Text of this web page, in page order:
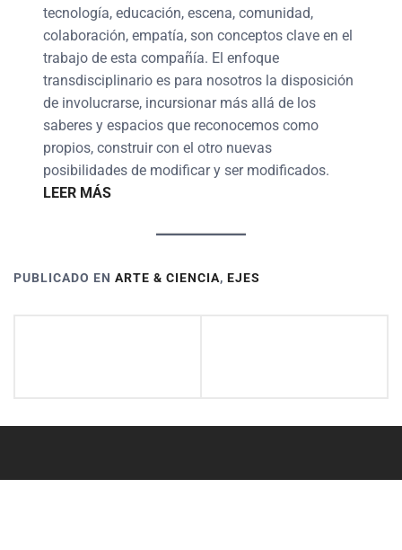
tecnología, educación, escena, comunidad,
colaboración, empatía, son conceptos clave en el
trabajo de esta compañía. El enfoque
transdisciplinario es para nosotros la disposición
de involucrarse, incursionar más allá de los
saberes y espacios que reconocemos como
propios, construir con el otro nuevas
posibilidades de modificar y ser modificados.
LEER MÁS
PUBLICADO EN ARTE & CIENCIA, EJES